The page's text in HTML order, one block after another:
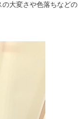
大変さや色落ちなどの